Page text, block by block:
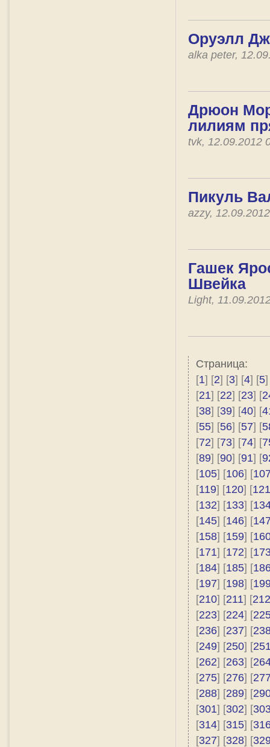
Оруэлл
alka peter,
Дрюон
лилиям
tvk,
Пикуль
azzy,
Гашек
Швейка
Light,
Страница:
[1] [2] [3] [4] [5]
[21] [22] [23] [
[38] [39] [40] [
[55] [56] [57] [
[72] [73] [74] [
[89] [90] [91] [
[105] [106] [
[119] [120] [121
[132] [133] [
[145] [146] [
[158] [159] [
[171] [172] [
[184] [185] [
[197] [198] [
[210] [211] [212
[223] [224] [
[236] [237] [
[249] [250] [
[262] [263] [
[275] [276] [
[288] [289] [
[301] [302] [
[314] [315] [
[327] [328] [